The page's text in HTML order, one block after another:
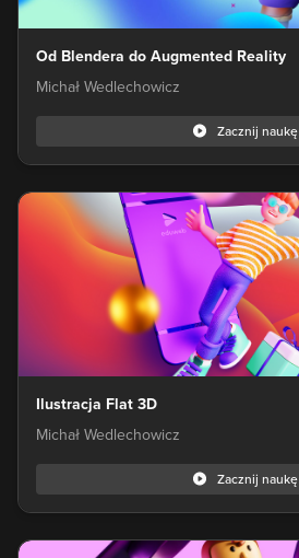
Od Blendera do Augmented Reality
Michał Wedlechowicz
Zacznij naukę
Ilustracja Flat 3D
Michał Wedlechowicz
Zacznij naukę